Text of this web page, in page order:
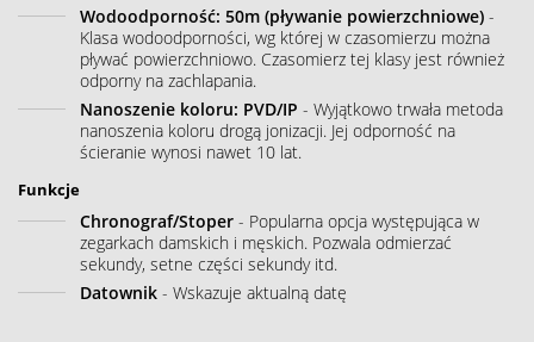
Wodoodporność: 50m (pływanie powierzchniowe) -
Klasa wodoodporności, wg której w czasomierzu można
pływać powierzchniowo. Czasomierz tej klasy jest również
odporny na zachlapania.
Nanoszenie koloru: PVD/IP - Wyjątkowo trwała metoda
nanoszenia koloru drogą jonizacji. Jej odporność na
ścieranie wynosi nawet 10 lat.
Funkcje
Chronograf/Stoper - Popularna opcja występująca w
zegarkach damskich i męskich. Pozwala odmierzać
sekundy, setne części sekundy itd.
Datownik - Wskazuje aktualną datę